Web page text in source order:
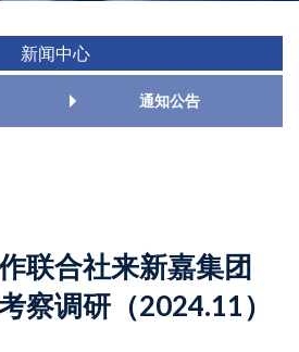
新闻中心
通知公告
联合社来新嘉集团
察调研（2024.11）